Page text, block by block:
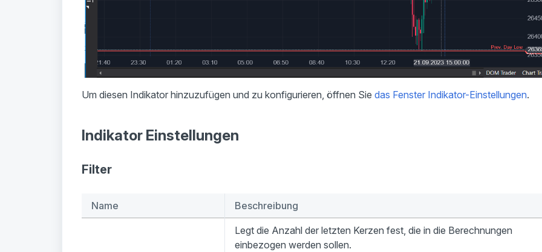
Um diesen Indikator hinzuzufügen und zu konfigurieren, öffnen Sie das Fenster Indikator-Einstellungen.
Indikator Einstellungen
Filter
Name Beschreibung
Legt die Anzahl der letzten Kerzen fest, die in die Berechnungen
einbezogen werden sollen.